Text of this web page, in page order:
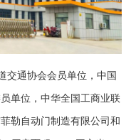
交通协会会员单位，中国
单位，中华全国工商业联
勒自动门制造有限公司和